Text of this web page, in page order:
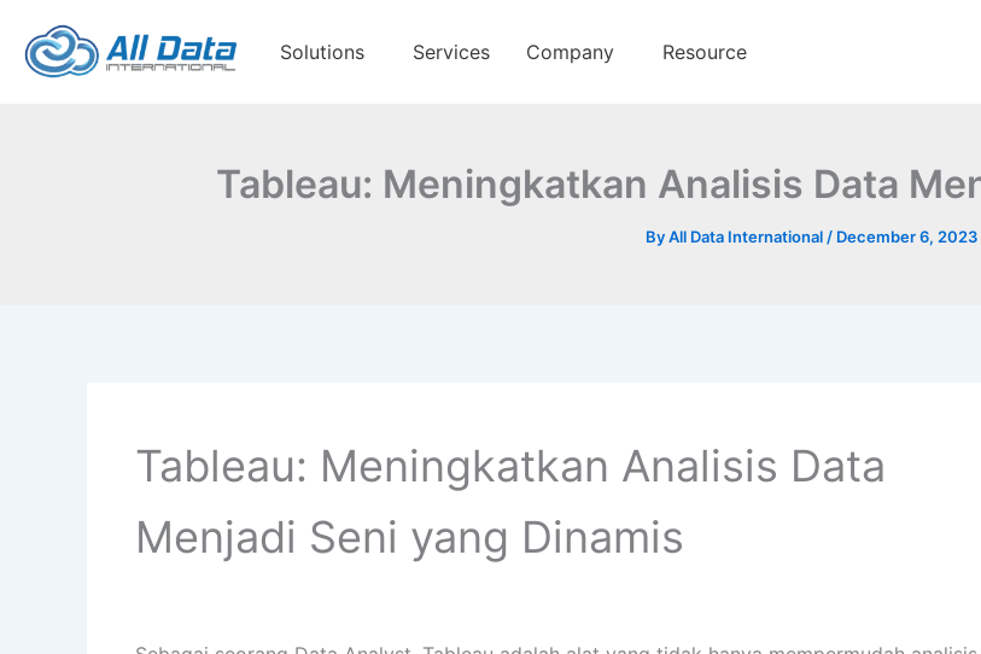
content
Solutions Services Company Resource
Tableau: Meningkatkan Analisis Data
ByAll Data International / December 6, 2023
Tableau: Meningkatkan Analisis Data
Menjadi Seni yang Dinamis